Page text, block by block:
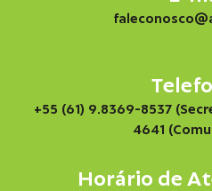
+55 (61) 9.8369-8537
4641
Horário de